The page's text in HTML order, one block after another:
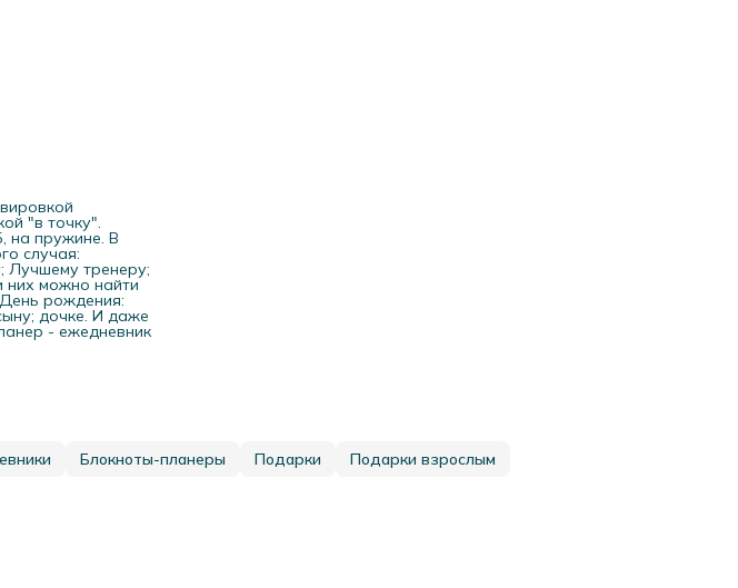
"в точку".
на пружине. В
случая:
Лучшему тренеру;
них можно найти
рождения:
дочке. И даже
- ежедневник
Блокноты-планеры Подарки Подарки взрослым